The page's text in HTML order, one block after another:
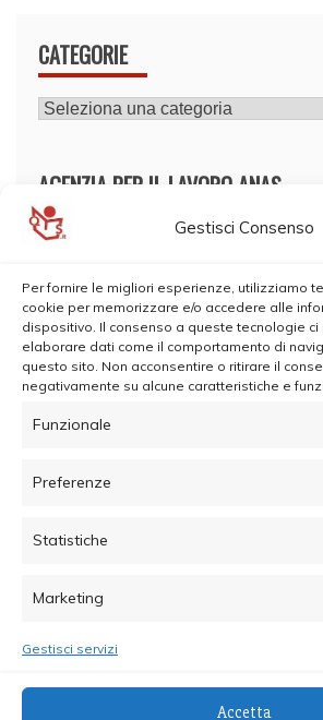
Gestisci Consenso
Per fornire le migliori esperienze, utilizziamo
cookie per memorizzare e/o accedere alle
dispositivo. Il consenso a queste tecnologie
elaborare dati come il comportamento di
questo sito. Non acconsentire o ritirare il
negativamente su alcune caratteristiche e
Funzionale
Preferenze
Statistiche
Marketing
Gestisci servizi
Accetta
CATEGORIE
CATEGORIE
AGENZIA PER IL LAVORO ANAS